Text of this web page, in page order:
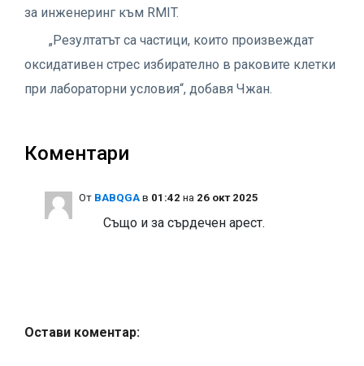
за инженеринг към RMIT.
„Резултатът са частици, които произвеждат
оксидативен стрес избирателно в раковите клетки
при лабораторни условия“, добавя Чжан.
Коментари
Oт BABQGA в 01:42 на 26 окт 2025
Също и за сърдечен арест.
Остави коментар: